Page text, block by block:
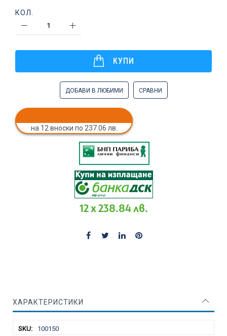
КОЛ.
КУПИ
ДОБАВИ В ЛЮБИМИ СРАВНИ
на 12 вноски по 237.06 лв.
12 x 238.84 лв.
ХАРАКТЕРИСТИКИ
100150